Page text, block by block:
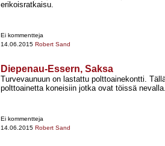
erikoisratkaisu.
Ei kommentteja
14.06.2015 Robert Sand
Diepenau-Essern, Saksa
Turvevaunuun on lastattu polttoainekontti.
polttoainetta koneisiin jotka ovat töissä
Ei kommentteja
14.06.2015 Robert Sand